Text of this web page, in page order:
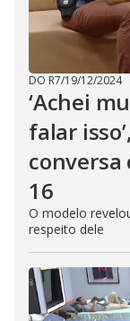
DO R7/19/12/2024
‘Achei
falar
conversa
16
O modelo
respeito dele